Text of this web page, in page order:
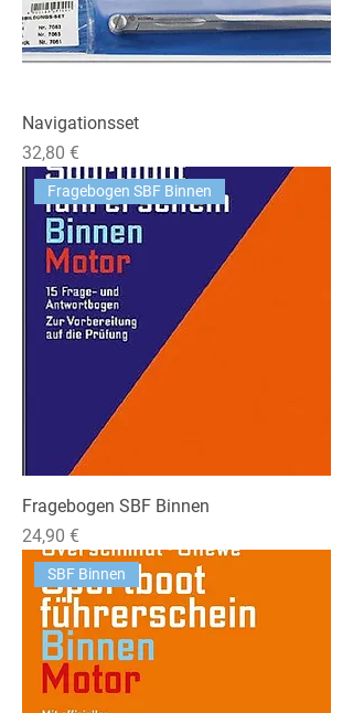
Navigationsset
Preis
32,80 €
Fragebogen SBF Binnen
Fragebogen SBF Binnen
Preis
24,90 €
SBF Binnen